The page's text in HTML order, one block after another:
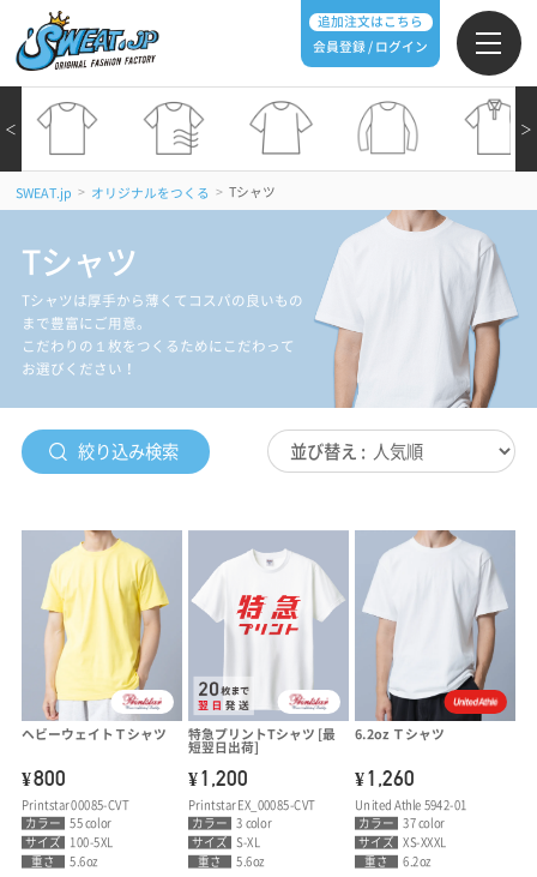
追加注文はこちら
会員登録 / ログイン
＞
＜
SWEAT.jp > オリジナルをつくる > Tシャツ
Tシャツ
Tシャツは厚手から薄くてコスパの良いもの
まで豊富にご用意。
こだわりの１枚をつくるためにこだわって
お選びください！
絞り込み検索 並び替え :
ヘビーウェイトＴシャツ
¥800
Printstar 00085-CVT
カラー
55 color
サイズ
100-5XL
重さ
5.6oz
特急プリントTシャツ [最
短翌日出荷]
¥1,200
Printstar EX_00085-CVT
カラー
3 color
サイズ
S-XL
重さ
5.6oz
6.2oz Ｔシャツ
¥1,260
United Athle 5942-01
カラー
37 color
サイズ
XS-XXXL
重さ
6.2oz